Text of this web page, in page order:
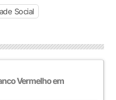
Social
Vermelho em